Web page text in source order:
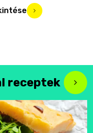
receptek